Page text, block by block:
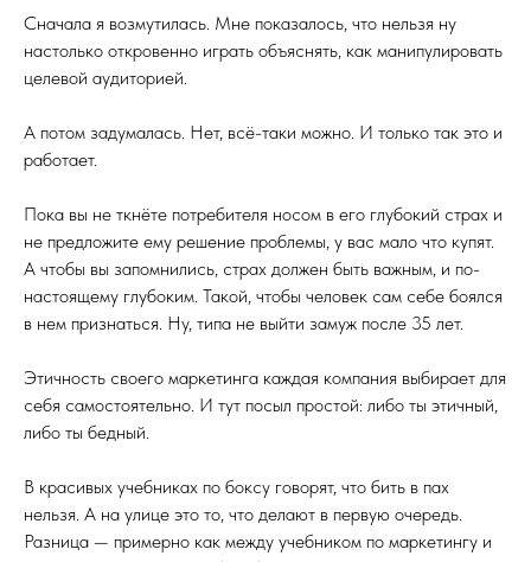
Сначала я возмутилась. Мне показалось, что нельзя ну
настолько откровенно играть объяснять, как манипулировать
целевой аудиторией.
А потом задумалась. Нет, всё-таки можно. И только так это и
работает.
Пока вы не ткнёте потребителя носом в его глубокий страх и
не предложите ему решение проблемы, у вас мало что купят.
А чтобы вы запомнились, страх должен быть важным, и по-
настоящему глубоким. Такой, чтобы человек сам себе боялся
в нем признаться. Ну, типа не выйти замуж после 35 лет.
Этичность своего маркетинга каждая компания выбирает для
себя самостоятельно. И тут посыл простой: либо ты этичный,
либо ты бедный.
В красивых учебниках по боксу говорят, что бить в пах
нельзя. А на улице это то, что делают в первую очередь.
Разница — примерно как между учебником по маркетингу и